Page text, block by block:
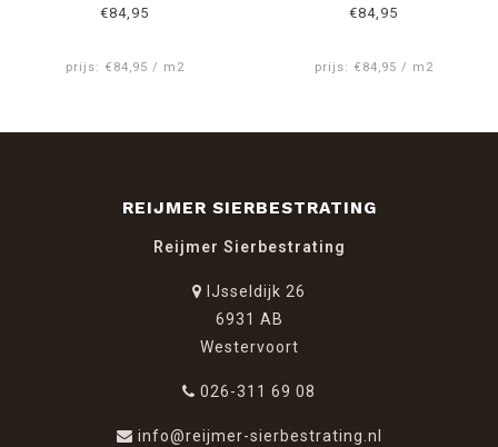
CM
€84,95
prijs: €84,95 / m2
CM
€84,95
prijs: €84,95 / m2
REIJMER SIERBESTRATING
Reijmer Sierbestrating
IJsseldijk 26
6931 AB
Westervoort
026-311 69 08
info@reijmer-sierbestrating.nl